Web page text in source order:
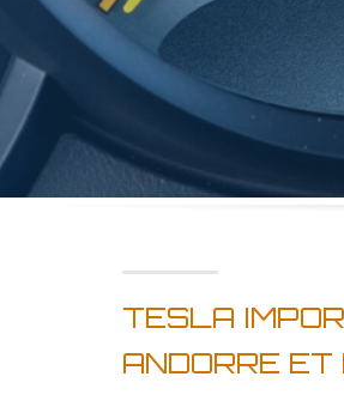
TESLA
ANDORRE